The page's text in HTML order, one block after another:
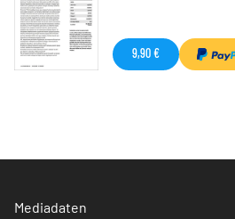
9,90 €
Mediadaten